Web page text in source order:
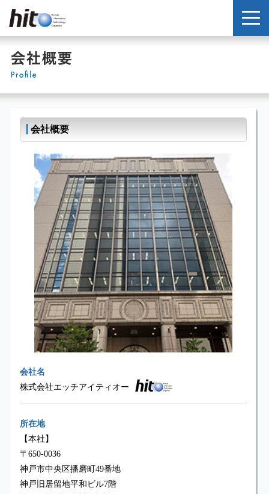
株式会社 エッチアイティ
会社概要
会社名
株式会社エッチアイティオー
（hito）
所在地
【本社】
〒650-0036
神戸市中央区播磨町49番地
神戸旧居留地平和ビル7階